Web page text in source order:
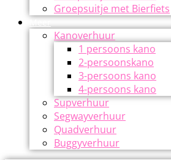
Groepsuitje met Bierfiets
Meer
Kanoverhuur
1 persoons kano
2-persoonskano
3-persoons kano
4-persoons kano
Supverhuur
Segwayverhuur
Quadverhuur
Buggyverhuur